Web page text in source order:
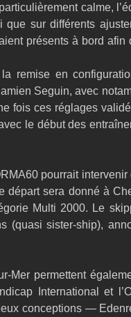
calme,
sur différents
présents à bord afin
remise en
Seguin, avec
fois ces réglages
le début des
pourrait
sera donné à
Multi 2000. Le
(quasi sister-ship),
Mer permettent
International et
conceptions —